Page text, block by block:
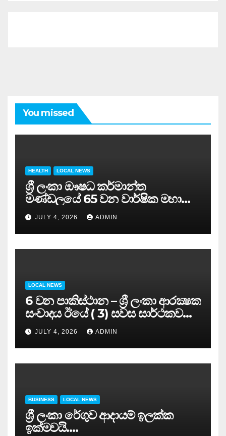
You missed
HEALTH LOCAL NEWS
ශ්‍රී ලංකා ඖෂධ කර්මාන්ත
මණ්ඩලයේ 65 වන වාර්ෂික මහා
සමුළුව සෞඛ්‍ය නියෝජ්‍ය
අමාත්‍යවරයාගේ ප්‍රධානත්වයෙන්……
JULY 4, 2026 ADMIN
LOCAL NEWS
6 වන පාකිස්ථාන – ශ්‍රී ලංකා ආරක්‍ෂක
සංවාදය ඊයේ ( 3) සවස සාර්ථකව
අවසන් කරයි..
JULY 4, 2026 ADMIN
BUSINESS LOCAL NEWS
ශ්‍රී ලංකා රේගුව ආදායම් ඉලක්ක
ඉක්මවයි….